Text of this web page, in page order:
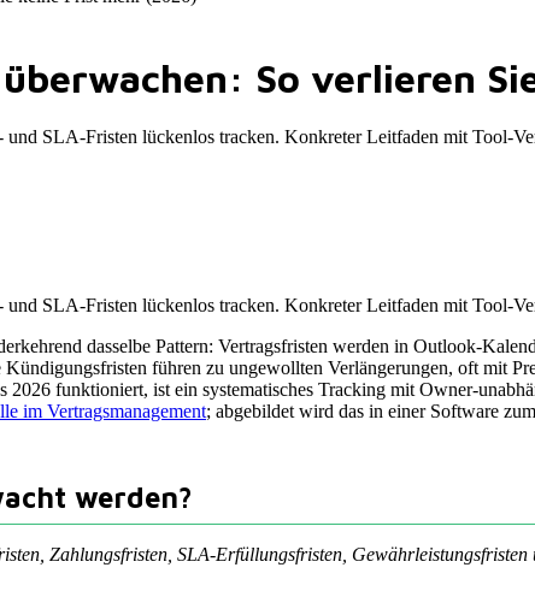
So verlieren
SLA-Fristen lückenlos tracken. Konkreter Leitfaden mit Tool-
SLA-Fristen lückenlos tracken. Konkreter Leitfaden mit Tool-
dasselbe Pattern: Vertragsfristen werden in Outlook-
führen zu ungewollten Verlängerungen, oft mit
2026 funktioniert, ist ein systematisches Tracking mit Owner-
im Vertragsmanagement; abgebildet wird das in einer Software zum
werden?
Zahlungsfristen, SLA-Erfüllungsfristen,